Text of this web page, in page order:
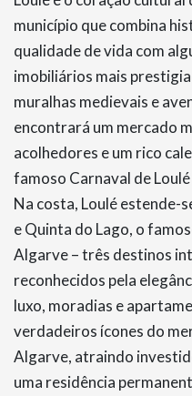
município que combina
qualidade de vida com
imobiliários mais
muralhas medievais e
encontrará um mercado
acolhedores e um rico
famoso Carnaval de Loulé
Na costa, Loulé estende-
e Quinta do Lago, o
Algarve – três destinos
reconhecidos pela
luxo, moradias e
verdadeiros ícones do
Algarve, atraindo
uma residência